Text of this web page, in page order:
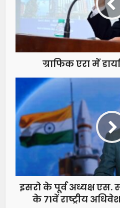
ग्राफिक एरा में
इसरो के पूर्व अध्यक्ष एस.
के 71वें राष्ट्रीय